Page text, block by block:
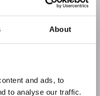
About
and ads, to
to analyse our traffic.
zwei
2-